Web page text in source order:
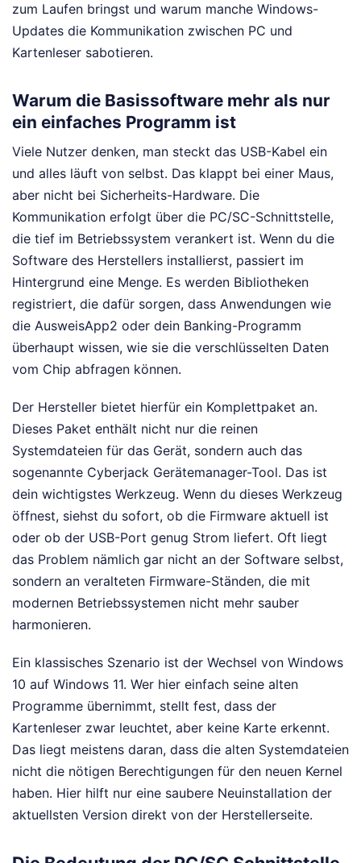
zum Laufen bringst und warum manche Windows-
Updates die Kommunikation zwischen PC und
Kartenleser sabotieren.
Warum die Basissoftware mehr als nur
ein einfaches Programm ist
Viele Nutzer denken, man steckt das USB-Kabel ein
und alles läuft von selbst. Das klappt bei einer Maus,
aber nicht bei Sicherheits-Hardware. Die
Kommunikation erfolgt über die PC/SC-Schnittstelle,
die tief im Betriebssystem verankert ist. Wenn du die
Software des Herstellers installierst, passiert im
Hintergrund eine Menge. Es werden Bibliotheken
registriert, die dafür sorgen, dass Anwendungen wie
die AusweisApp2 oder dein Banking-Programm
überhaupt wissen, wie sie die verschlüsselten Daten
vom Chip abfragen können.
Der Hersteller bietet hierfür ein Komplettpaket an.
Dieses Paket enthält nicht nur die reinen
Systemdateien für das Gerät, sondern auch das
sogenannte Cyberjack Gerätemanager-Tool. Das ist
dein wichtigstes Werkzeug. Wenn du dieses Werkzeug
öffnest, siehst du sofort, ob die Firmware aktuell ist
oder ob der USB-Port genug Strom liefert. Oft liegt
das Problem nämlich gar nicht an der Software selbst,
sondern an veralteten Firmware-Ständen, die mit
modernen Betriebssystemen nicht mehr sauber
harmonieren.
Ein klassisches Szenario ist der Wechsel von Windows
10 auf Windows 11. Wer hier einfach seine alten
Programme übernimmt, stellt fest, dass der
Kartenleser zwar leuchtet, aber keine Karte erkennt.
Das liegt meistens daran, dass die alten Systemdateien
nicht die nötigen Berechtigungen für den neuen Kernel
haben. Hier hilft nur eine saubere Neuinstallation der
aktuellsten Version direkt von der Herstellerseite.